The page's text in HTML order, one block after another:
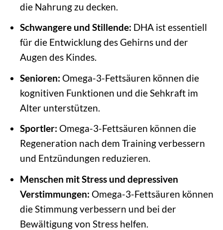
die Nahrung zu decken.
Schwangere und Stillende: DHA ist essentiell
für die Entwicklung des Gehirns und der
Augen des Kindes.
Senioren: Omega-3-Fettsäuren können die
kognitiven Funktionen und die Sehkraft im
Alter unterstützen.
Sportler: Omega-3-Fettsäuren können die
Regeneration nach dem Training verbessern
und Entzündungen reduzieren.
Menschen mit Stress und depressiven
Verstimmungen: Omega-3-Fettsäuren können
die Stimmung verbessern und bei der
Bewältigung von Stress helfen.